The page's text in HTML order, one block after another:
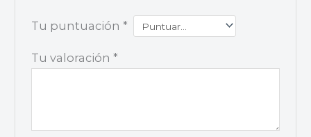
Tu puntuación *
Tu valoración *